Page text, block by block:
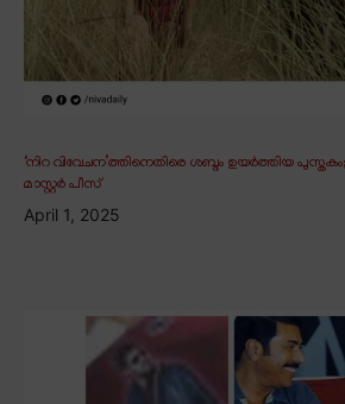
‘നിറ വിവേചന’ത്തിനെതിരെ ശബ്ദം ഉയർത്തിയ
മാസ്റ്റർ പീസ്
April 1, 2025